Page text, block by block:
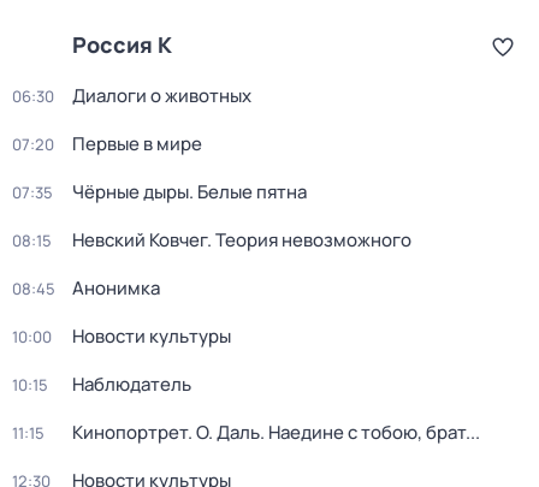
Россия К
06:30 Диалоги о животных
07:20 Первые в мире
07:35 Чёрные дыры. Белые пятна
08:15 Невский Ковчег. Теория невозможного
08:45 Анонимка
10:00 Новости культуры
10:15 Наблюдатель
11:15 Кинопортрет. О. Даль. Наедине с тобою, брат...
12:30 Новости культуры